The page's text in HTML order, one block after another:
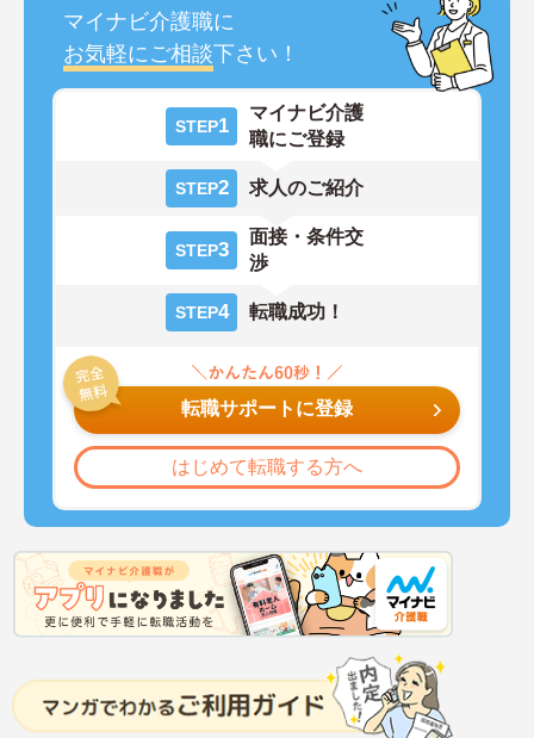
マイナビ介護職に
お気軽にご相談下さい！
STEP1
マイナビ介護
職にご登録
STEP2 求人のご紹介
STEP3
面接・条件交
渉
STEP4 転職成功！
転職サポートに登録
はじめて転職する方へ